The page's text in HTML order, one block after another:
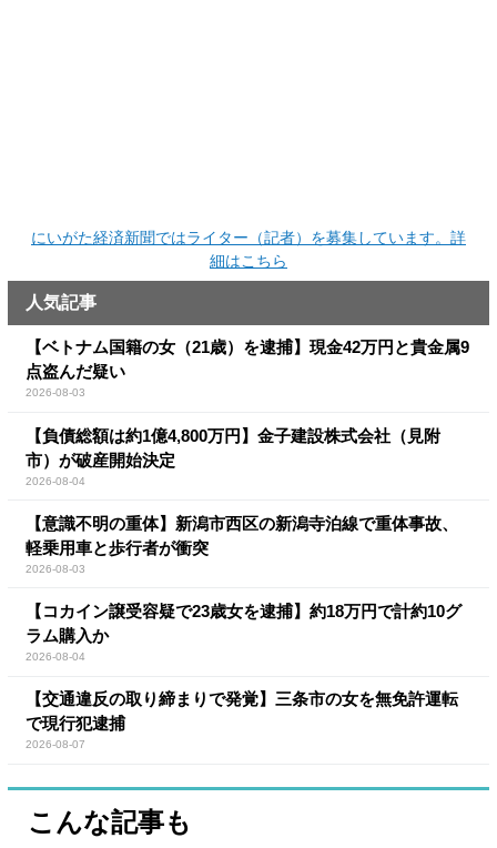
にいがた経済新聞ではライター（記者）を募集しています。詳
細はこちら
人気記事
【ベトナム国籍の女（21歳）を逮捕】現金42万円と貴金属9
点盗んだ疑い
2026-08-03
【負債総額は約1億4,800万円】金子建設株式会社（見附
市）が破産開始決定
2026-08-04
【意識不明の重体】新潟市西区の新潟寺泊線で重体事故、
軽乗用車と歩行者が衝突
2026-08-03
【コカイン譲受容疑で23歳女を逮捕】約18万円で計約10グ
ラム購入か
2026-08-04
【交通違反の取り締まりで発覚】三条市の女を無免許運転
で現行犯逮捕
2026-08-07
こんな記事も